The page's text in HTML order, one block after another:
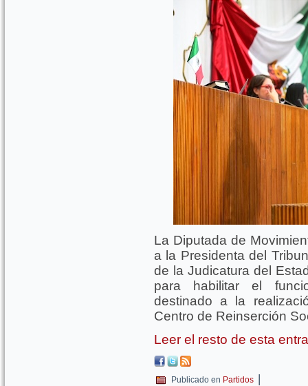
La Diputada de
a la Presidenta del
de la Judicatura del
para habilitar el
destinado a la
Centro de Reinserción
Leer el resto de esta
Publicado en Partidos |